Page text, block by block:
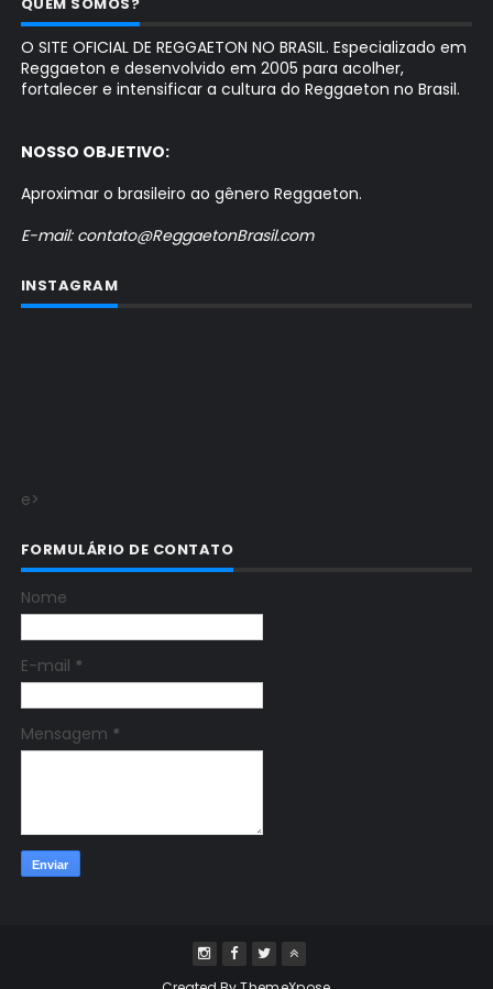
O SITE OFICIAL DE REGGAETON NO BRASIL. Especializado em
Reggaeton e desenvolvido em 2005 para acolher,
fortalecer e intensificar a cultura do Reggaeton no Brasil.
NOSSO OBJETIVO:
Aproximar o brasileiro ao gênero Reggaeton.
E-mail: contato@ReggaetonBrasil.com
INSTAGRAM
e>
FORMULÁRIO DE CONTATO
Nome
E-mail *
Mensagem *